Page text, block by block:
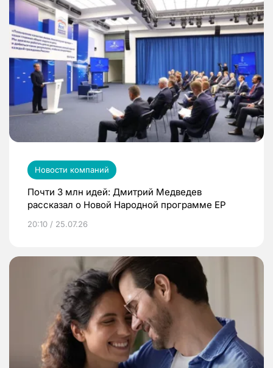
Новости компаний
Почти 3 млн идей: Дмитрий Медведев
рассказал о Новой Народной программе ЕР
20:10 / 25.07.26